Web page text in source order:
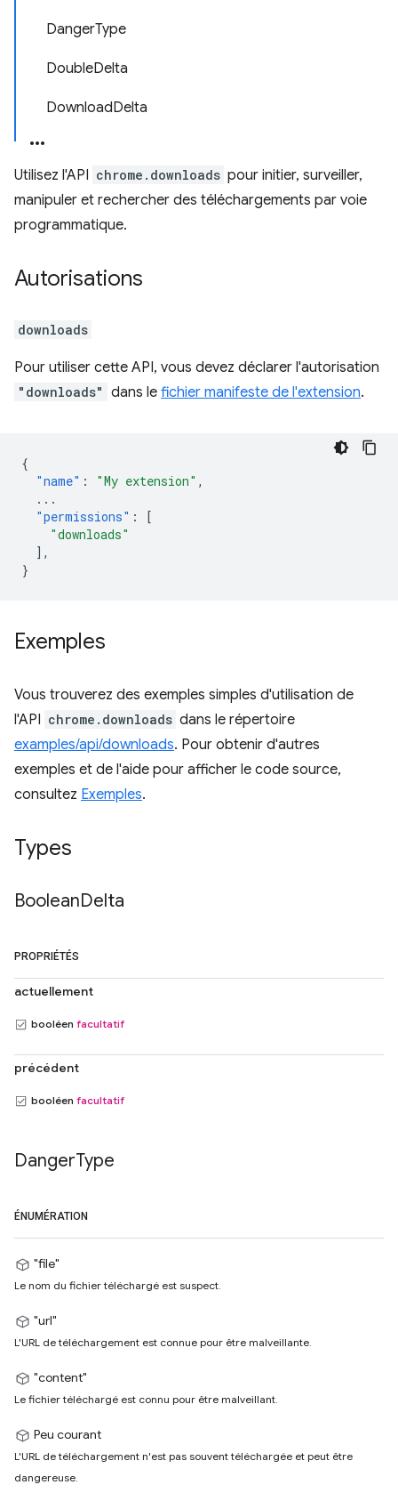
DangerType
DoubleDelta
DownloadDelta
Utilisez l'API chrome.downloads pour initier, surveiller,
manipuler et rechercher des téléchargements par voie
programmatique.
Autorisations
downloads
Pour utiliser cette API, vous devez déclarer l'autorisation
"downloads" dans le fichier manifeste de l'extension.
{
"name" : "My extension" ,
...
"permissions" :
[
"downloads"
],
}
Exemples
Vous trouverez des exemples simples d'utilisation de
l'API chrome.downloads dans le répertoire
examples/api/downloads. Pour obtenir d'autres
exemples et de l'aide pour afficher le code source,
consultez Exemples.
Types
BooleanDelta
PROPRIÉTÉS
actuellement
booléen facultatif
précédent
booléen facultatif
DangerType
ÉNUMÉRATION
"file"
Le nom du fichier téléchargé est suspect.
"url"
L'URL de téléchargement est connue pour être malveillante.
"content"
Le fichier téléchargé est connu pour être malveillant.
Peu courant
L'URL de téléchargement n'est pas souvent téléchargée et peut être
dangereuse.